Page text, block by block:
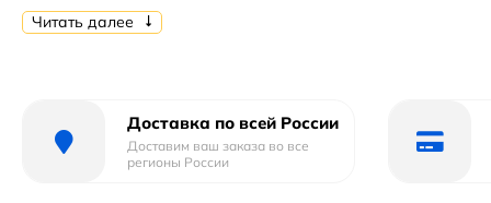
Обратный клапан Neoperl.
Смеситель на 3 выхода. Подключается к трем
135 форсунок из силикона с системой защиты от
Насадка верхнего душа крепится к штанге при
Также шарнирный соединитель позволяет менять
Читать далее
Доставка по всей России
Доставим ваш заказа во все
регионы России